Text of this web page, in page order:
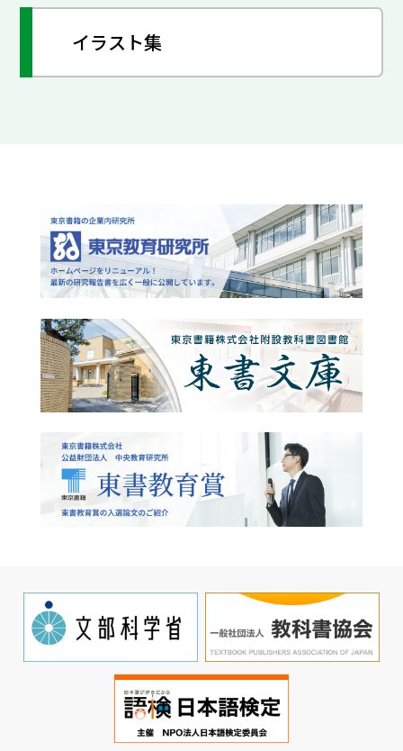
イラスト集